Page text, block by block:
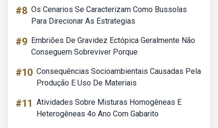
#8 Os Cenarios Se Caracterizam Como Bussolas
Para Direcionar As Estrategias
#9 Embriões De Gravidez Ectópica Geralmente Não
Conseguem Sobreviver Porque
#10 Consequências Socioambientais Causadas Pela
Produção E Uso De Materiais
#11 Atividades Sobre Misturas Homogêneas E
Heterogêneas 4o Ano Com Gabarito